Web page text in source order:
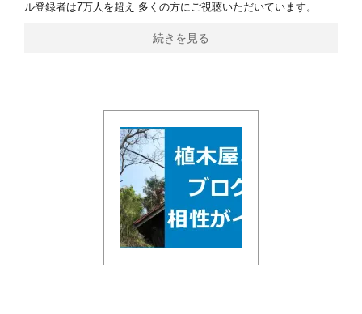
ル登録者は7万人を超え 多くの方にご視聴いただいています。
続きを見る